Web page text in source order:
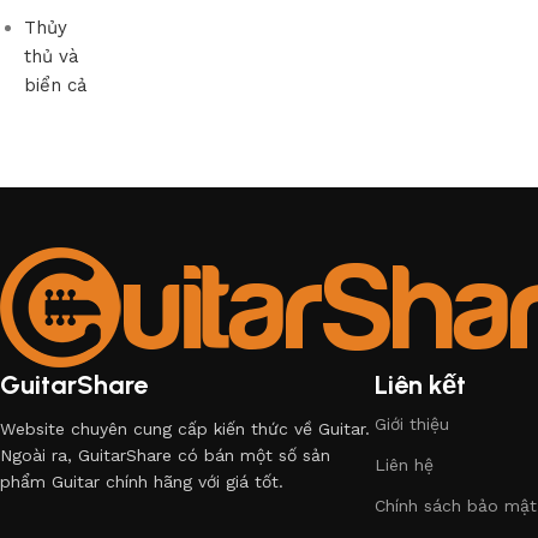
Thủy
thủ và
biển cả
GuitarShare
Website chuyên cung cấp kiến thức về Guitar.
Ngoài ra, GuitarShare có bán một số sản
phẩm Guitar chính hãng với giá tốt.
Liên kết
Giới thiệu
Liên hệ
Chính sách bảo mật